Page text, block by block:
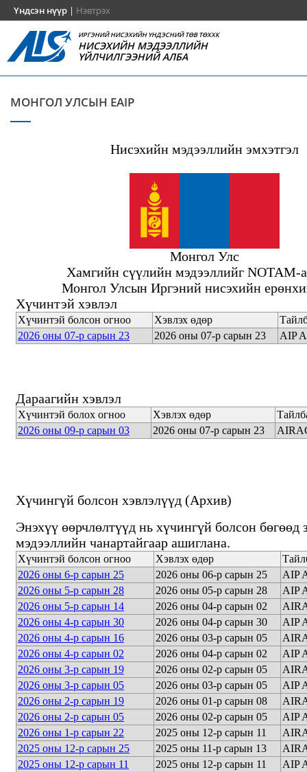
Үндсэн нүүр | Нэвтрэх
ИРГЭНИЙ НИСЭХИЙН ҮНДЭСНИЙ ТӨВ ТӨХХК
НИСЭХИЙН МЭДЭЭЛЛИЙН
ҮЙЛЧИЛГЭЭНИЙ АЛБА
МОНГОЛ УЛСЫН EAIP